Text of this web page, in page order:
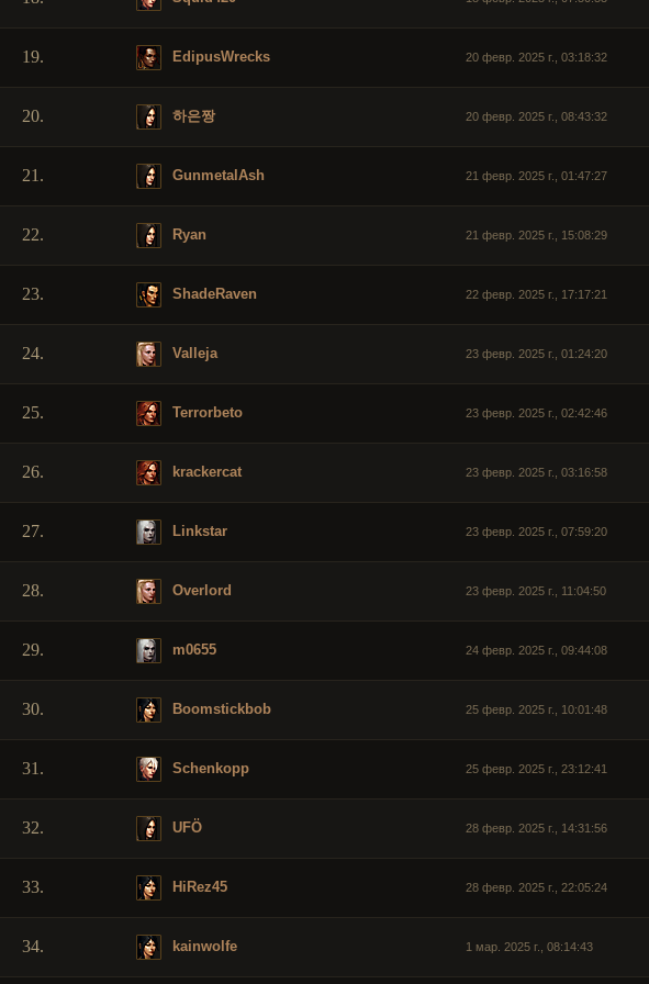
19. EdipusWrecks 20 февр. 2025 г., 03:18:32
20. 하은짱 20 февр. 2025 г., 08:43:32
21. GunmetalAsh 21 февр. 2025 г., 01:47:27
22. Ryan 21 февр. 2025 г., 15:08:29
23. ShadeRaven 22 февр. 2025 г., 17:17:21
24. Valleja 23 февр. 2025 г., 01:24:20
25. Terrorbeto 23 февр. 2025 г., 02:42:46
26. krackercat 23 февр. 2025 г., 03:16:58
27. Linkstar 23 февр. 2025 г., 07:59:20
28. Overlord 23 февр. 2025 г., 11:04:50
29. m0655 24 февр. 2025 г., 09:44:08
30. Boomstickbob 25 февр. 2025 г., 10:01:48
31. Schenkopp 25 февр. 2025 г., 23:12:41
32. UFÖ 28 февр. 2025 г., 14:31:56
33. HiRez45 28 февр. 2025 г., 22:05:24
34. kainwolfe 1 мар. 2025 г., 08:14:43